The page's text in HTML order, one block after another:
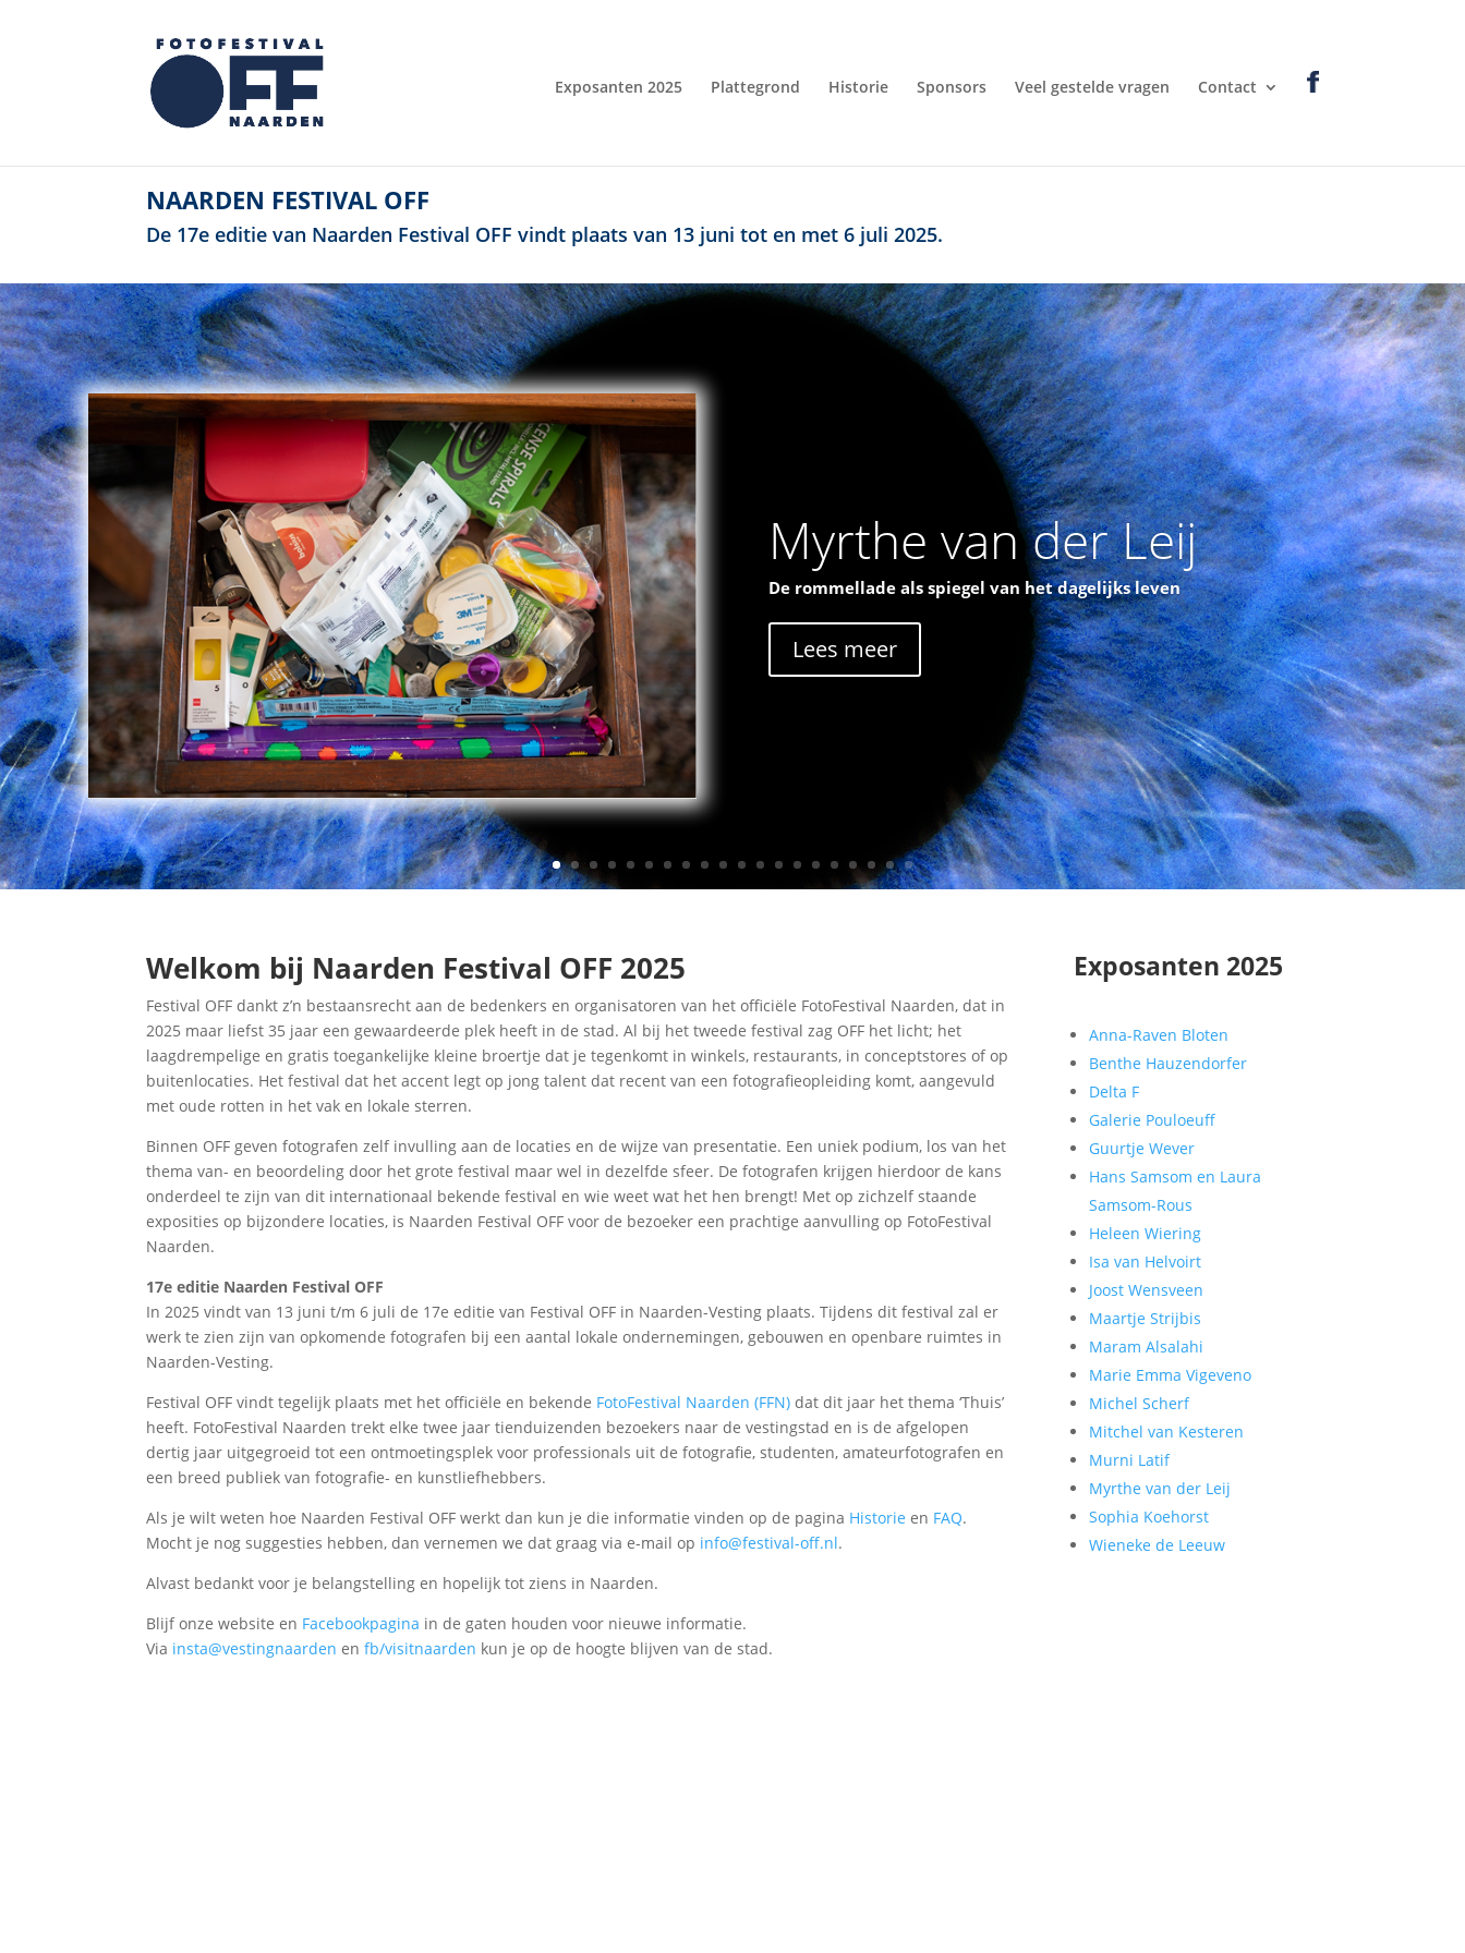
Exposanten 2025 Plattegrond Historie Sponsors Veel gestelde vragen Contact
NAARDEN FESTIVAL OFF
De 17e editie van Naarden Festival OFF vindt plaats van 13 juni tot en met 6 juli 2025.
Myrthe van der Leij
De rommellade als spiegel van het dagelijks leven
Lees meer
Welkom bij Naarden Festival OFF 2025
Festival OFF dankt z’n bestaansrecht aan de bedenkers en organisatoren van het officiële FotoFestival Naarden, dat in
2025 maar liefst 35 jaar een gewaardeerde plek heeft in de stad. Al bij het tweede festival zag OFF het licht; het
laagdrempelige en gratis toegankelijke kleine broertje dat je tegenkomt in winkels, restaurants, in conceptstores of op
buitenlocaties. Het festival dat het accent legt op jong talent dat recent van een fotografieopleiding komt, aangevuld
met oude rotten in het vak en lokale sterren.
Binnen OFF geven fotografen zelf invulling aan de locaties en de wijze van presentatie. Een uniek podium, los van het
thema van- en beoordeling door het grote festival maar wel in dezelfde sfeer. De fotografen krijgen hierdoor de kans
onderdeel te zijn van dit internationaal bekende festival en wie weet wat het hen brengt! Met op zichzelf staande
exposities op bijzondere locaties, is Naarden Festival OFF voor de bezoeker een prachtige aanvulling op FotoFestival
Naarden.
17e editie Naarden Festival OFF
In 2025 vindt van 13 juni t/m 6 juli de 17e editie van Festival OFF in Naarden-Vesting plaats. Tijdens dit festival zal er
werk te zien zijn van opkomende fotografen bij een aantal lokale ondernemingen, gebouwen en openbare ruimtes in
Naarden-Vesting.
Festival OFF vindt tegelijk plaats met het officiële en bekende FotoFestival Naarden (FFN) dat dit jaar het thema ‘Thuis’
heeft. FotoFestival Naarden trekt elke twee jaar tienduizenden bezoekers naar de vestingstad en is de afgelopen
dertig jaar uitgegroeid tot een ontmoetingsplek voor professionals uit de fotografie, studenten, amateurfotografen en
een breed publiek van fotografie- en kunstliefhebbers.
Als je wilt weten hoe Naarden Festival OFF werkt dan kun je die informatie vinden op de pagina Historieen FAQ.
Mocht je nog suggesties hebben, dan vernemen we dat graag via e-mail op info@festival-off.nl.
Alvast bedankt voor je belangstelling en hopelijk tot ziens in Naarden.
Blijf onze website en Facebookpagina in de gaten houden voor nieuwe informatie.
Via insta@vestingnaarden enfb/visitnaarden kun je op de hoogte blijven van de stad.
Exposanten 2025
Anna-Raven Bloten
Benthe Hauzendorfer
Delta F
Galerie Pouloeuff
Guurtje Wever
Hans Samsom en Laura
Samsom-Rous
Heleen Wiering
Isa van Helvoirt
Joost Wensveen
Maartje Strijbis
Maram Alsalahi
Marie Emma Vigeveno
Michel Scherf
Mitchel van Kesteren
Murni Latif
Myrthe van der Leij
Sophia Koehorst
Wieneke de Leeuw